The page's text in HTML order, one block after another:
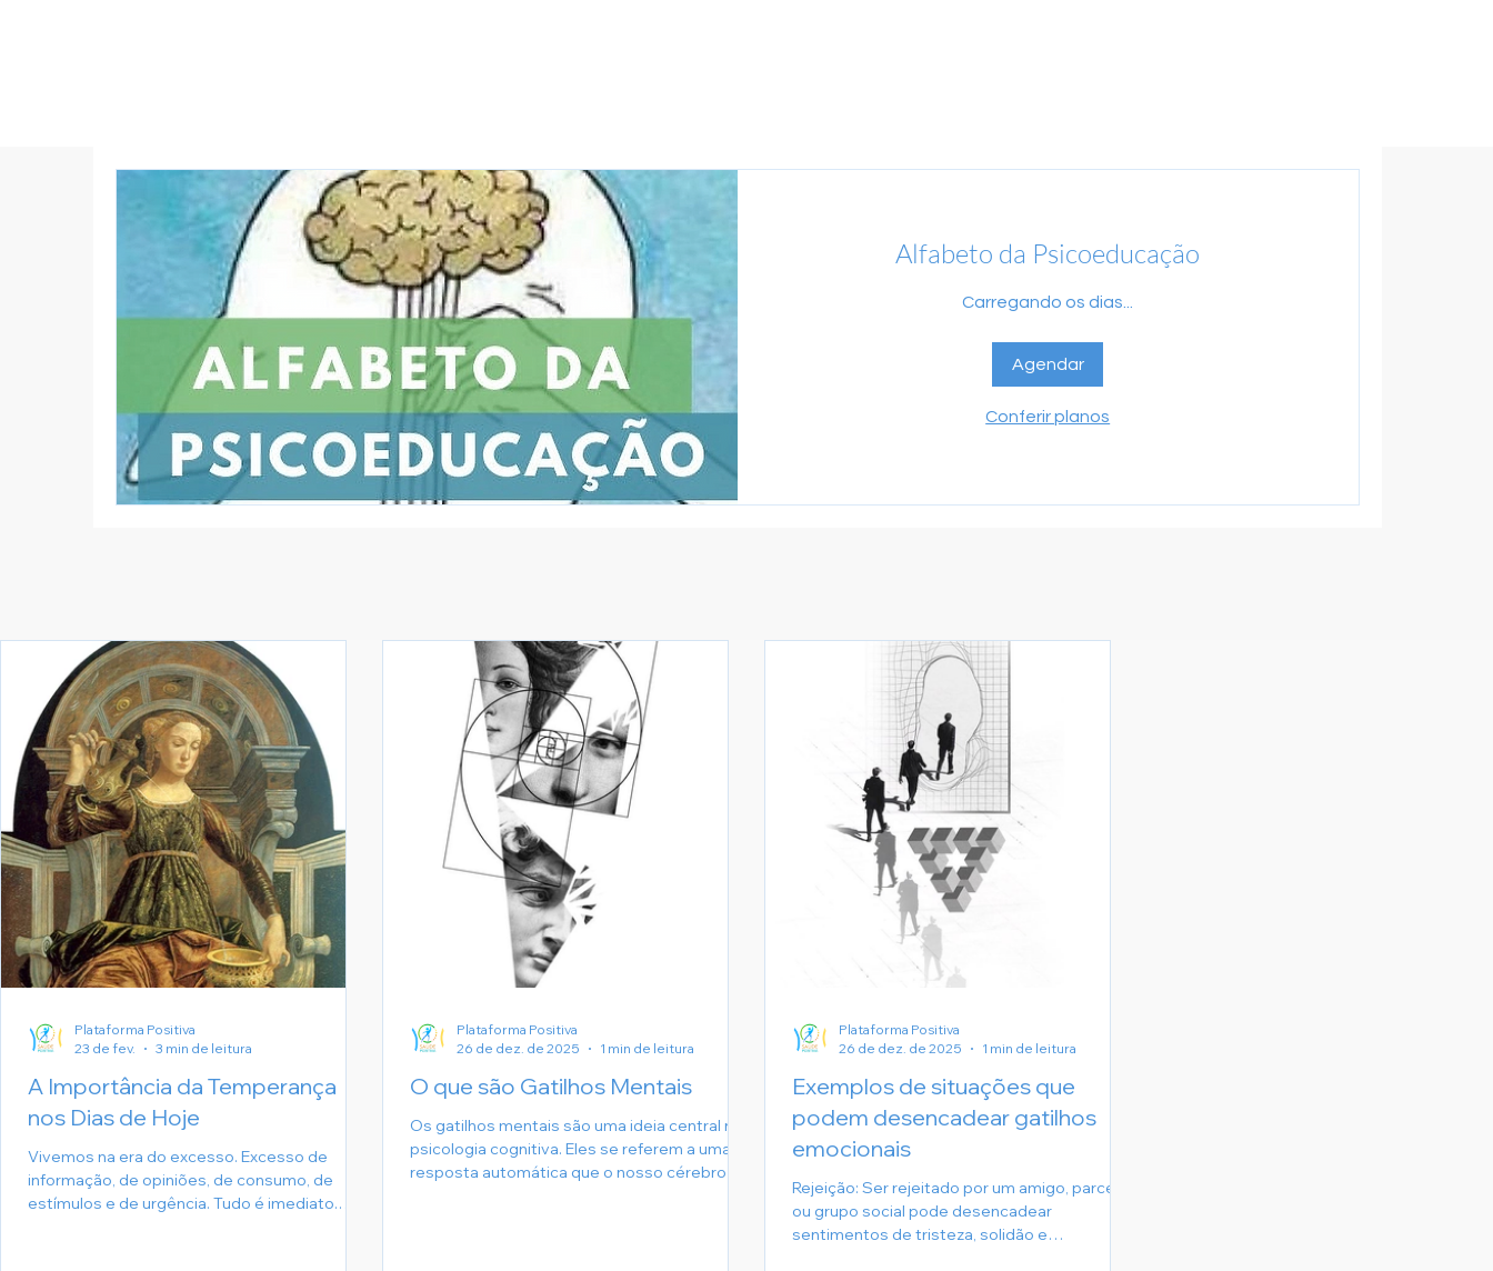
Alfabeto da Psicoeducação
Carregando os dias...
Agendar
Conferir planos
A Importância da Temperança
nos Dias de Hoje
Vivemos na era do excesso. Excesso de
informação, de opiniões, de consumo, de
estímulos e de urgência. Tudo é imediato.
Plataforma Positiva
23 de fev.
3 min de leitura
O que são Gatilhos Mentais
Os gatilhos mentais são uma ideia central na
psicologia cognitiva. Eles se referem a uma
resposta automática que o nosso cérebro
Plataforma Positiva
26 de dez. de 2025
1 min de leitura
Exemplos de situações que
podem desencadear gatilhos
emocionais
Rejeição: Ser rejeitado por um amigo, parceiro
ou grupo social pode desencadear
sentimentos de tristeza, solidão e
Plataforma Positiva
26 de dez. de 2025
1 min de leitura